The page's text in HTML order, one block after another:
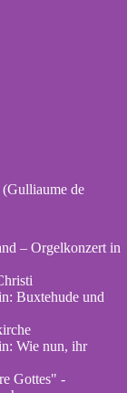
(Gulliaume de
– Orgelkonzert in
Buxtehude und
Wie nun, ihr
Gottes" -